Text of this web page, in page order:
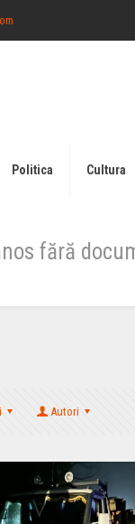
Politica Cultura
fără
Autori